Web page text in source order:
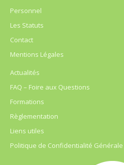
Personnel
Les Statuts
Contact
Mentions Légales
Actualités
FAQ – Foire aux Questions
Formations
Règlementation
Liens utiles
Politique de Confidentialité Générale